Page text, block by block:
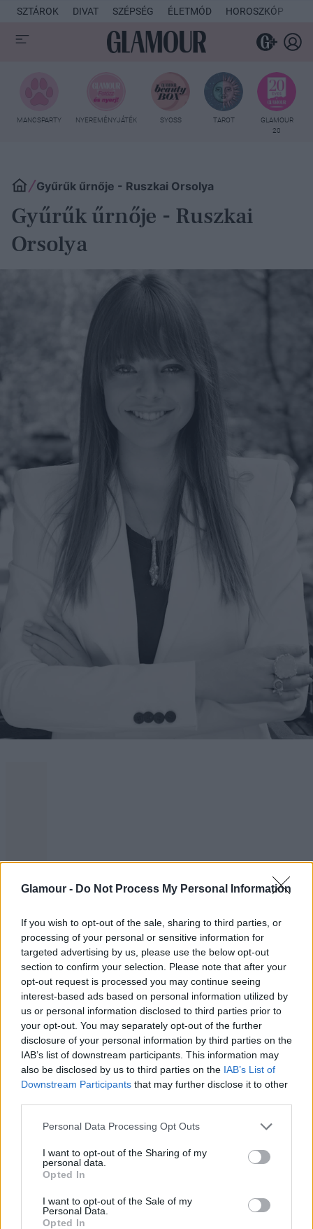
Glamour - Do Not Process My Personal Information
If you wish to opt-out of the sale, sharing to third parties, or
processing of your personal or sensitive information for
targeted advertising by us, please use the below opt-out
section to confirm your selection. Please note that after your
opt-out request is processed you may continue seeing
interest-based ads based on personal information utilized by
us or personal information disclosed to third parties prior to
your opt-out. You may separately opt-out of the further
disclosure of your personal information by third parties on the
IAB’s list of downstream participants. This information may
also be disclosed by us to third parties on the IAB’s List of
Downstream Participants that may further disclose it to other
Please note that this website/app uses one or more Google
not limited to your visit or usage behaviour. You may click to
grant or deny consent to Google and its third-party tags to
use your data for below specified purposes in below Google
consent section.
Personal Data Processing Opt Outs
I want to opt-out of the Sharing of my
personal data.
Opted In
I want to opt-out of the Sale of my
Personal Data.
Opted In
SZTÁROK DIVAT SZÉPSÉG ÉLETMÓD HOROSZKÓP
MANCSPARTY NYEREMÉNYJÁTÉK SYOSS TAROT
GLAMOUR
20
Gyűrűk űrnője - Ruszkai Orsolya
Gyűrűk űrnője - Ruszkai
Orsolya
2014. december 16.
Megosztás
Küldés
Messengeren
darabokat ötvöző stílusával (és aranyos
kutyájával) megismerkedhettetek korábban
Gardróbnaplóban
rusztikus gyűrűcsodái pedig
többek között
oldalainis szerepeltek már, és nálunk is nagy
kedvencek.